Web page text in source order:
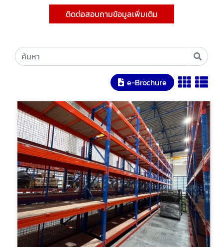
ติดต่อสอบถามข้อมูลเพิ่มเติม
e-Brochure